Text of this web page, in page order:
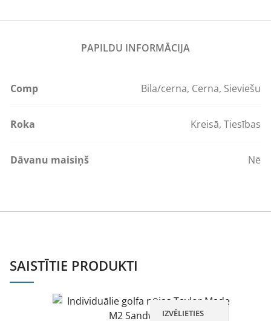
PAPILDU INFORMĀCIJA
Comp Bila/cerna, Cerna, Sieviešu
Roka Kreisā, Tiesības
Dāvanu maisiņš Nē
SAISTĪTIE PRODUKTI
IZVĒLIETIES